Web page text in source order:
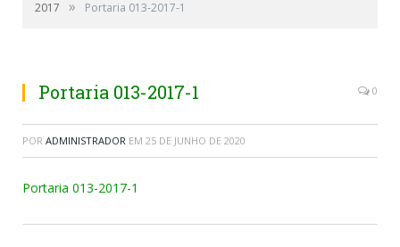
2017
» Portaria 013-2017-1
Portaria 013-2017-1 0
POR ADMINISTRADOR EM 25 DE JUNHO DE 2020
Portaria 013-2017-1